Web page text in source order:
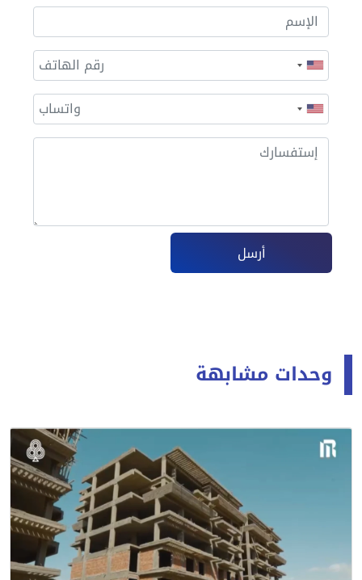
أرسل
وحدات مشابهة